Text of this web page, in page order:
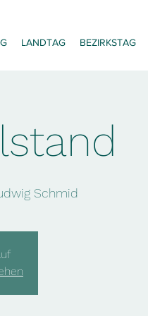
LANDTAG BEZIRKSTAG
Schmid